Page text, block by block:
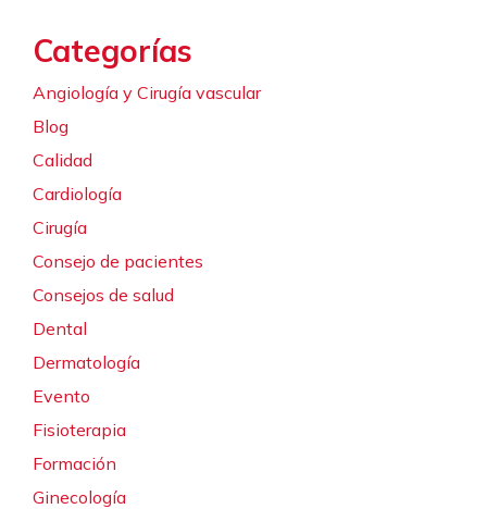
Categorías
Angiología y Cirugía vascular
Blog
Calidad
Cardiología
Cirugía
Consejo de pacientes
Consejos de salud
Dental
Dermatología
Evento
Fisioterapia
Formación
Ginecología